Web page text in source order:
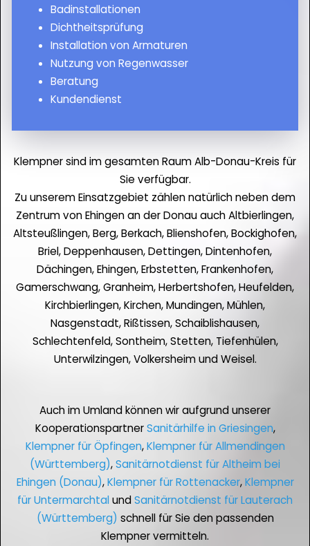
Badinstallationen
Dichtheitsprüfung
Installation von Armaturen
Nutzung von Regenwasser
Beratung
Kundendienst
Klempner sind im gesamten Raum Alb-Donau-Kreis für
Sie verfügbar.
Zu unserem Einsatzgebiet zählen natürlich neben dem
Zentrum von Ehingen an der Donau auch Altbierlingen,
Altsteußlingen, Berg, Berkach, Blienshofen, Bockighofen,
Briel, Deppenhausen, Dettingen, Dintenhofen,
Dächingen, Ehingen, Erbstetten, Frankenhofen,
Gamerschwang, Granheim, Herbertshofen, Heufelden,
Kirchbierlingen, Kirchen, Mundingen, Mühlen,
Nasgenstadt, Rißtissen, Schaiblishausen,
Schlechtenfeld, Sontheim, Stetten, Tiefenhülen,
Unterwilzingen, Volkersheim und Weisel.
Auch im Umland können wir aufgrund unserer
KooperationspartnerSanitärhilfe in Griesingen,
Klempner für Öpfingen,Klempner für Allmendingen
(Württemberg),Sanitärnotdienst für Altheim bei
Ehingen (Donau),Klempner für Rottenacker,Klempner
für Untermarchtal undSanitärnotdienst für Lauterach
(Württemberg) schnell für Sie den passenden
Klempner vermitteln.